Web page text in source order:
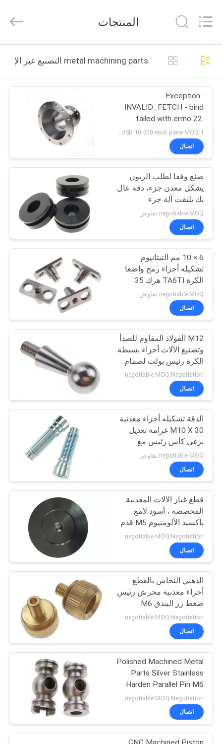
الصفحة
الرئيسية
منتجات
معلومات
جولة
المعمل
مراقبة
الجودة
خريطة
الموقع
PRIVACY
POLICY
LTD.
المنتجات
metal machining parts التصنيع عبر الإنترنت
Exception :
INVALID_FETCH - bind
failed with errno 22:
Invalid argument
ip=150.238.62.152
USD 10-500 each piece MOQ:1 قطعة
اتصال
صنع وفقا لطلب الزبون
يشكل معدن جزء، دقة عال
نك يلتفت آلة جزء
negotiable MOQ:تفاوض
اتصال
6 × 10 مم التيتانيوم
تشكيله أجزاء رمح واضعا
الكرة TA6TI هرك 35
negotiable MOQ:تفاوض
اتصال
M12 الفولاذ المقاوم للصدأ
وتصنيع الآلات أجزاء بسيطة
الكرة رئيس بولت لصمام
التحويل
negotiable MOQ:Negotiation
اتصال
الدقة تشكيله أجزاء معدنية
M10 X 30 غرامة تعديل
برغي كأس رئيس مع
مقبس عرافة
negotiable MOQ:تفاوض
اتصال
قطع غيار الآلات المعدنية
المخصصة ، أسود لامع
بأكسيد الألومنيوم M5 قدم
من أجل الصوت
negotiable MOQ:Negotiation
اتصال
الذهبي النحاس بالقطع
أجزاء معدنية مخرش رئيس
ضغط زر البندق M6
للإلكترونيات
negotiable MOQ:Negotiation
اتصال
Polished Machined Metal
Parts Silver Stainless
Harden Parallel Pin M6
for Spring Loader
negotiable MOQ:Negotiation
اتصال